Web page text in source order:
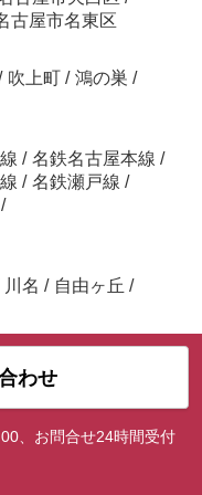
古屋市名東区
吹上町 / 鴻の巣 /
/ 名鉄名古屋本線 /
/ 名鉄瀬戸線 /
/
川名 / 自由ヶ丘 /
わせ
、お問合せ24時間受付